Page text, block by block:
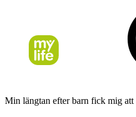
Min längtan efter barn fick mig